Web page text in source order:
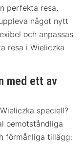
perfekta resa.
något nytt
och anpassas
resa i Wieliczka
med ett av
speciell?
oemotståndliga
förmånliga tillägg: